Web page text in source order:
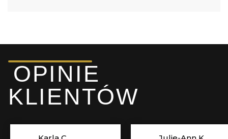
OPINIE
KLIENTÓW